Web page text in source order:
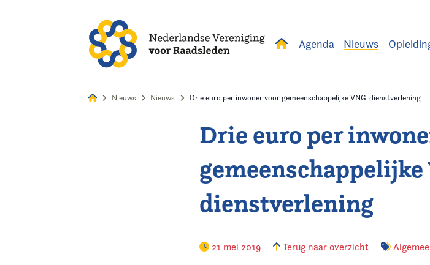
Agenda Nieuws
Nieuws Nieuws Drie euro per inwoner voor gemeenschappelijke VNG-dienstverlening
Drie euro per
gemeenschappelijke
dienstverlening
21 mei 2019 Terug naar overzicht